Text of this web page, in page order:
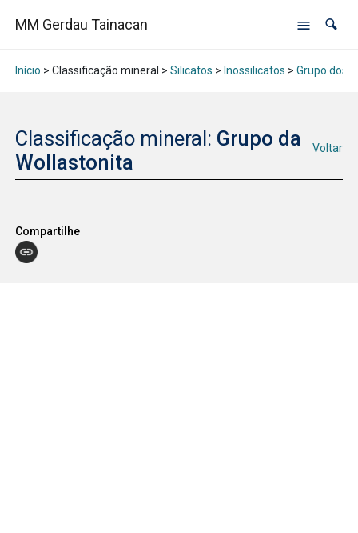
MM Gerdau Tainacan
Início > Classificação mineral > Silicatos > Inossilicatos > Grupo dos
Classificação mineral: Grupo da
Wollastonita
Voltar
Compartilhe